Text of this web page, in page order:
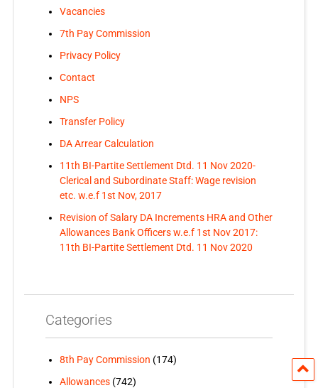
Vacancies
7th Pay Commission
Privacy Policy
Contact
NPS
Transfer Policy
DA Arrear Calculation
11th BI-Partite Settlement Dtd. 11 Nov 2020-
Clerical and Subordinate Staff: Wage revision
etc. w.e.f 1st Nov, 2017
Revision of Salary DA Increments HRA and Other
Allowances Bank Officers w.e.f 1st Nov 2017:
11th BI-Partite Settlement Dtd. 11 Nov 2020
Categories
8th Pay Commission (174)
Allowances(742)